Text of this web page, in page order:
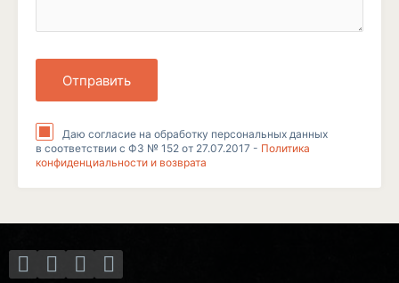
Отправить
Даю согласие на обработку персональных данных
в соответствии с ФЗ № 152 от 27.07.2017 - Политика
конфиденциальности и возврата